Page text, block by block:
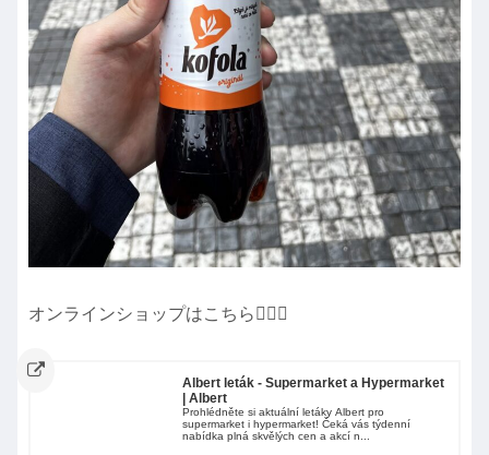
オンラインショップはこちら💁🏻‍♀️
Albert leták - Supermarket a Hypermarket
| Albert
Prohlédněte si aktuální letáky Albert pro
supermarket i hypermarket! Čeká vás týdenní
nabídka plná skvělých cen a akcí n...